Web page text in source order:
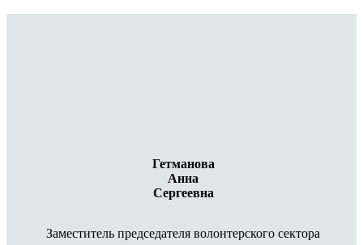
Гетманова
Анна
Сергеевна
Заместитель председателя волонтерского сектора